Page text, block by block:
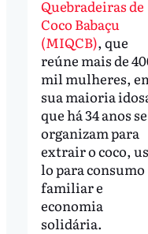
Quebradeiras de
Coco Babaçu
(MIQCB), que
reúne mais de
mil mulheres,
sua maioria
que há 34 anos se
organizam para
extrair o coco,
lo para consumo
familiar e
economia
solidária.